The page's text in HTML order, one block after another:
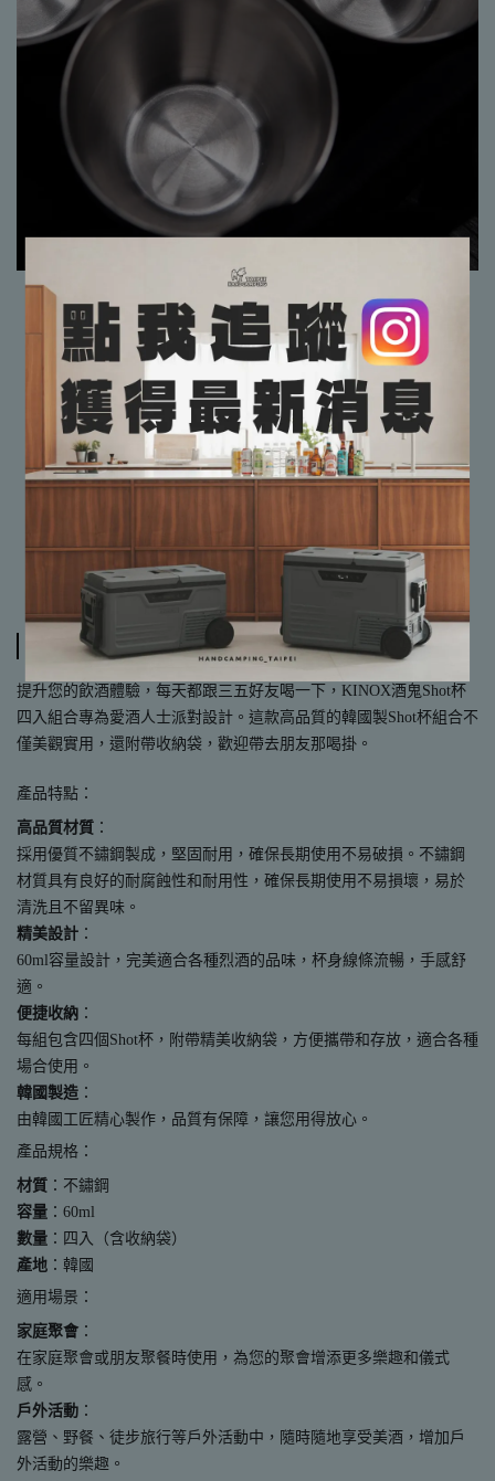
✔有專業搭建教學，保證教到會
✔保證完整售後服務
【貼心小提醒📢📢】
📌請務必詢問有無現貨再下標哦，非常感謝
規格說明
提升您的飲酒體驗，每天都跟三五好友喝一下，KINOX酒鬼Shot杯
四入組合專為愛酒人士派對設計。這款高品質的韓國製Shot杯組合不
僅美觀實用，還附帶收納袋，歡迎帶去朋友那喝掛。
產品特點：
高品質材質 ：
採用優質不鏽鋼製成，堅固耐用，確保長期使用不易破損。不鏽鋼
材質具有良好的耐腐蝕性和耐用性，確保長期使用不易損壞，易於
清洗且不留異味。
精美設計 ：
60ml容量設計，完美適合各種烈酒的品味，杯身線條流暢，手感舒
適。
便捷收納 ：
每組包含四個Shot杯，附帶精美收納袋，方便攜帶和存放，適合各種
場合使用。
韓國製造 ：
由韓國工匠精心製作，品質有保障，讓您用得放心。
產品規格：
材質 ：不鏽鋼
容量 ：60ml
數量 ：四入（含收納袋）
產地 ：韓國
適用場景：
家庭聚會 ：
在家庭聚會或朋友聚餐時使用，為您的聚會增添更多樂趣和儀式
感。
戶外活動 ：
露營、野餐、徒步旅行等戶外活動中，隨時隨地享受美酒，增加戶
外活動的樂趣。